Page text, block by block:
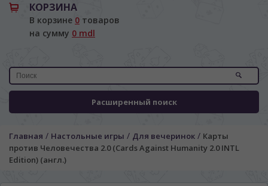
КОРЗИНА
В корзине 0 товаров
на сумму 0 mdl
Расширенный поиск
Главная / Настольные игры / Для вечеринок / Карты
против Человечества 2.0 (Cards Against Humanity 2.0 INTL
Edition) (англ.)